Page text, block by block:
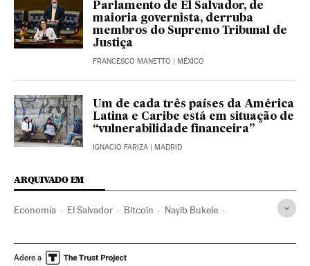
Parlamento de El Salvador, de
maioria governista, derruba
membros do Supremo Tribunal de
Justiça
FRANCESCO MANETTO | MÉXICO
Um de cada três países da América
Latina e Caribe está em situação de
“vulnerabilidade financeira”
IGNACIO FARIZA | MADRID
ARQUIVADO EM
Economía El Salvador Bitcoin Nayib Bukele
Mercados financieros Latinoamérica
Adere a